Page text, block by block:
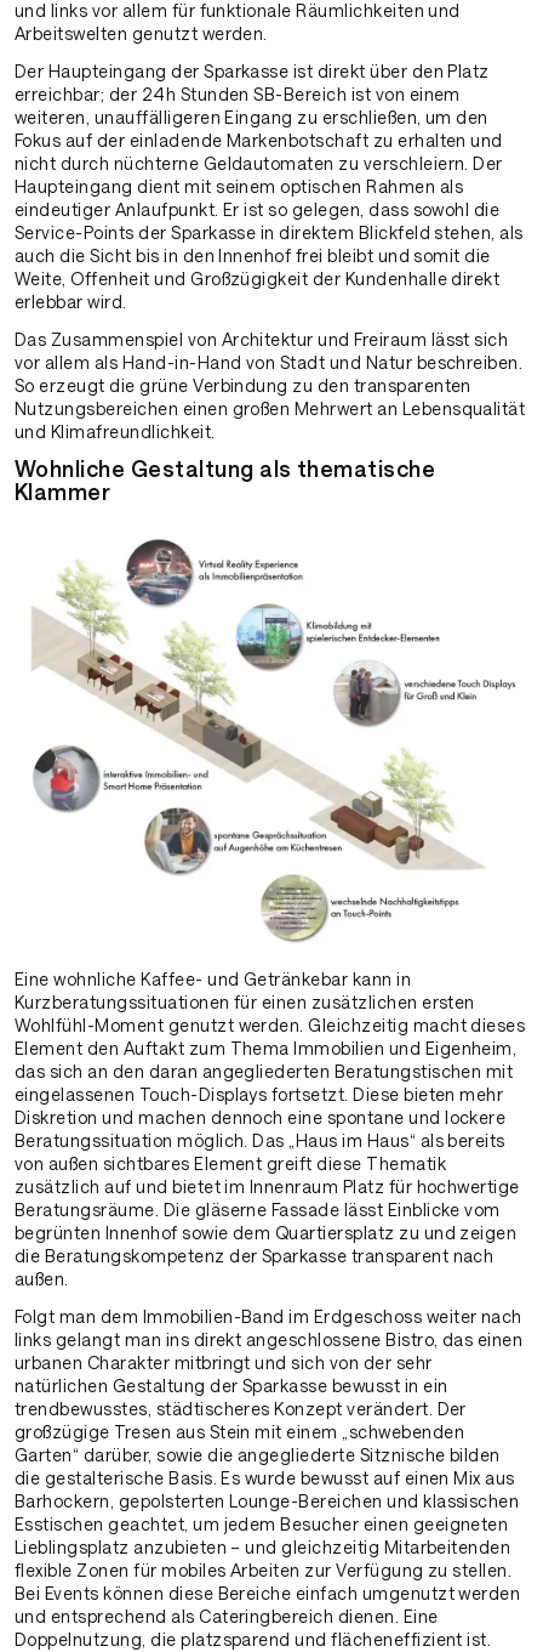
und links vor allem für funktionale Räumlichkeiten und
Arbeitswelten genutzt werden.
Der Haupteingang der Sparkasse ist direkt über den Platz
erreichbar; der 24h Stunden SB-Bereich ist von einem
weiteren, unauffälligeren Eingang zu erschließen, um den
Fokus auf der einladende Markenbotschaft zu erhalten und
nicht durch nüchterne Geldautomaten zu verschleiern. Der
Haupteingang dient mit seinem optischen Rahmen als
eindeutiger Anlaufpunkt. Er ist so gelegen, dass sowohl die
Service-Points der Sparkasse in direktem Blickfeld stehen, als
auch die Sicht bis in den Innenhof frei bleibt und somit die
Weite, Offenheit und Großzügigkeit der Kundenhalle direkt
erlebbar wird.
Das Zusammenspiel von Architektur und Freiraum lässt sich
vor allem als Hand-in-Hand von Stadt und Natur beschreiben.
So erzeugt die grüne Verbindung zu den transparenten
Nutzungsbereichen einen großen Mehrwert an Lebensqualität
und Klimafreundlichkeit.
Wohnliche Gestal­tung als thema­tische
Klammer
Eine wohnliche Kaffee- und Getränkebar kann in
Kurzberatungssituationen für einen zusätzlichen ersten
Wohlfühl-Moment genutzt werden. Gleichzeitig macht dieses
Element den Auftakt zum Thema Immobilien und Eigenheim,
das sich an den daran angegliederten Beratungstischen mit
eingelassenen Touch-Displays fortsetzt. Diese bieten mehr
Diskretion und machen dennoch eine spontane und lockere
Beratungssituation möglich. Das „Haus im Haus“ als bereits
von außen sichtbares Element greift diese Thematik
zusätzlich auf und bietet im Innenraum Platz für hochwertige
Beratungsräume. Die gläserne Fassade lässt Einblicke vom
begrünten Innenhof sowie dem Quartiersplatz zu und zeigen
die Beratungskompetenz der Sparkasse transparent nach
außen.
Folgt man dem Immobilien-Band im Erdgeschoss weiter nach
links gelangt man ins direkt angeschlossene Bistro, das einen
urbanen Charakter mitbringt und sich von der sehr
natürlichen Gestaltung der Sparkasse bewusst in ein
trendbewusstes, städtischeres Konzept verändert. Der
großzügige Tresen aus Stein mit einem „schwebenden
Garten“ darüber, sowie die angegliederte Sitznische bilden
die gestalterische Basis. Es wurde bewusst auf einen Mix aus
Barhockern, gepolsterten Lounge-Bereichen und klassischen
Esstischen geachtet, um jedem Besucher einen geeigneten
Lieblingsplatz anzubieten – und gleichzeitig Mitarbeitenden
flexible Zonen für mobiles Arbeiten zur Verfügung zu stellen.
Bei Events können diese Bereiche einfach umgenutzt werden
und entsprechend als Cateringbereich dienen. Eine
Doppelnutzung, die platzsparend und flächeneffizient ist.